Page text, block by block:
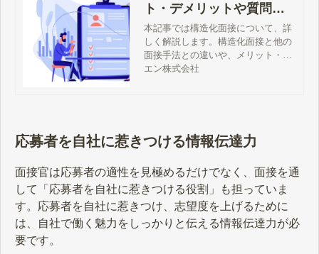
ト・デメリットや質問
例、注意点などを解説
本記事では構造化面接について、詳
しく解説します。構造化面接と他の
面接手法との違いや、メリット・デ
メリット、質問例、導入手順などを
エン株式会社
応募者を自社に惹きつける情報伝達力
面接官は応募者の適性を見極めるだけでなく、面接を通
して「応募者を自社に惹きつける役割」も担っていま
す。応募者を自社に惹きつけ、志望度を上げるために
は、自社で働く魅力をしっかりと伝える情報伝達力が必
要です。